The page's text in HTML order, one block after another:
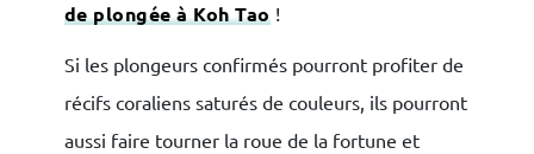
de plongée à Koh Tao !
Si les plongeurs confirmés pourront profiter de
récifs coraliens saturés de couleurs, ils pourront
aussi faire tourner la roue de la fortune et